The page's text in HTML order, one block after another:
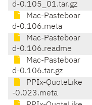
d-0.105_01.tar.gz
Mac-Pasteboar
d-0.106.meta
Mac-Pasteboar
d-0.106.readme
Mac-Pasteboar
d-0.106.tar.gz
PPIx-QuoteLike
-0.023.meta